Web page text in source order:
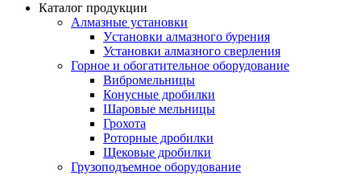
Каталог продукции
Алмазные установки
Уcтановки алмазного бурения
Установки алмазного сверления
Горное и обогатительное оборудование
Вибромельницы
Конусные дробилки
Шаровые мельницы
Грохота
Роторные дробилки
Щековые дробилки
Грузоподъемное оборудование